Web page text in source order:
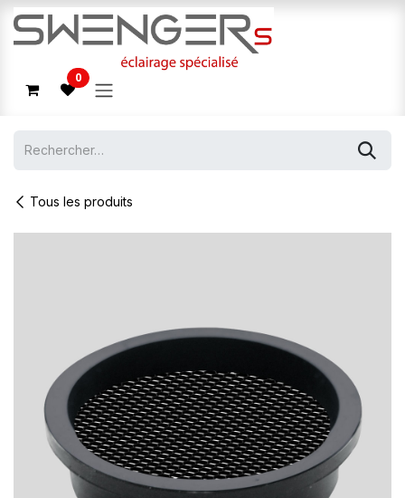
Se rendre au contenu
0
Tous les produits